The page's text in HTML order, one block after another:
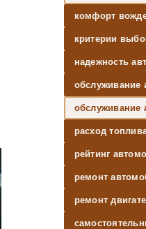
комфорт
критерии
надежность
обслуживание
обслуживание
расход
рейтинг
ремонт
ремонт